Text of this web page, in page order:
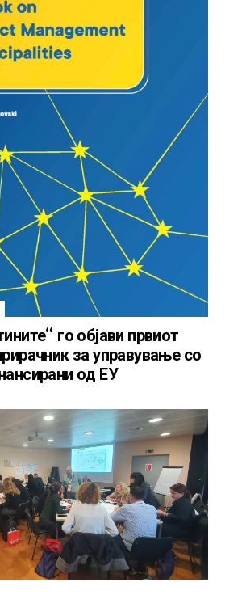
го објави првиот
за управување со
од ЕУ